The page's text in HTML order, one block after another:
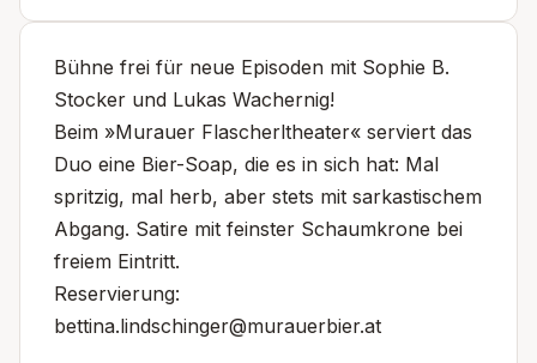
Bühne frei für neue Episoden mit Sophie B.
Stocker und Lukas Wachernig!
Beim »Murauer Flascherltheater« serviert das
Duo eine Bier-Soap, die es in sich hat: Mal
spritzig, mal herb, aber stets mit sarkastischem
Abgang. Satire mit feinster Schaumkrone bei
freiem Eintritt.
Reservierung:
bettina.lindschinger@murauerbier.at